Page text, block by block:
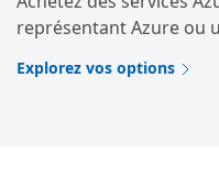
représentant Azure ou
Explorez vos options